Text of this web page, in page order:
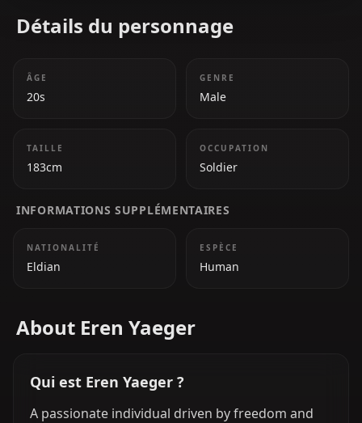
Détails du personnage
ÂGE
20s
GENRE
Male
TAILLE
183cm
OCCUPATION
Soldier
INFORMATIONS SUPPLÉMENTAIRES
NATIONALITÉ
Eldian
ESPÈCE
Human
About Eren Yaeger
Qui est Eren Yaeger ?
A passionate individual driven by freedom and